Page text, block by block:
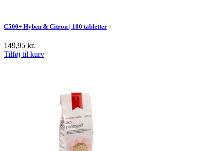
C500+ Hyben & Citron | 100 tabletter
149,95 kr.
Tilføj til kurv